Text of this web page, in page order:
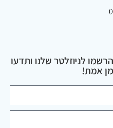
לניוזלטר שלנו ותדעו
אמת!